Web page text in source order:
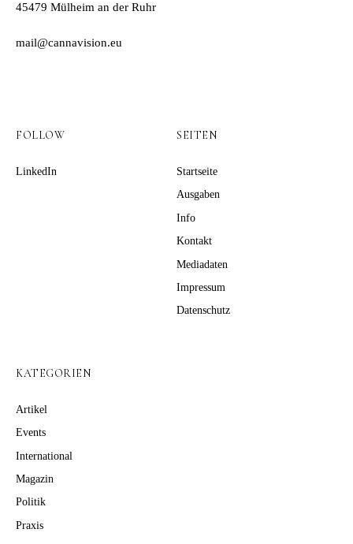
45479 Mülheim an der Ruhr
mail@cannavision.eu
FOLLOW
LinkedIn
SEITEN
Startseite
Ausgaben
Info
Kontakt
Mediadaten
Impressum
Datenschutz
KATEGORIEN
Artikel
Events
International
Magazin
Politik
Praxis